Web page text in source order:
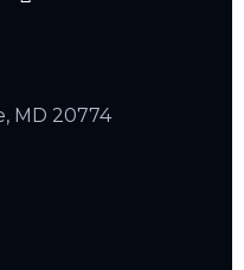
MD 20774